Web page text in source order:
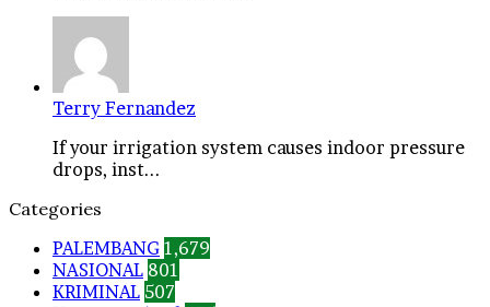
Terry Fernandez
If your irrigation system causes indoor pressure
drops, inst...
Categories
PALEMBANG 1,679
NASIONAL 801
KRIMINAL 507